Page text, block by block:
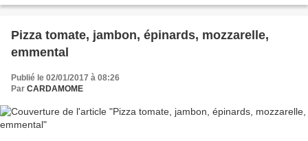
Pizza tomate, jambon, épinards, mozzarelle,
emmental
Publié le 02/01/2017 à 08:26
Par CARDAMOME